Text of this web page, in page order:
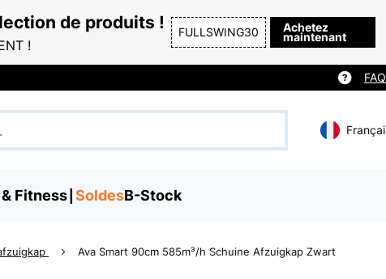
de produits !
!
FULLSWING30 Achetez
maintenant
Fitness SoldesB-Stock
Ava Smart 90cm 585m³/h Schuine Afzuigkap Zwart